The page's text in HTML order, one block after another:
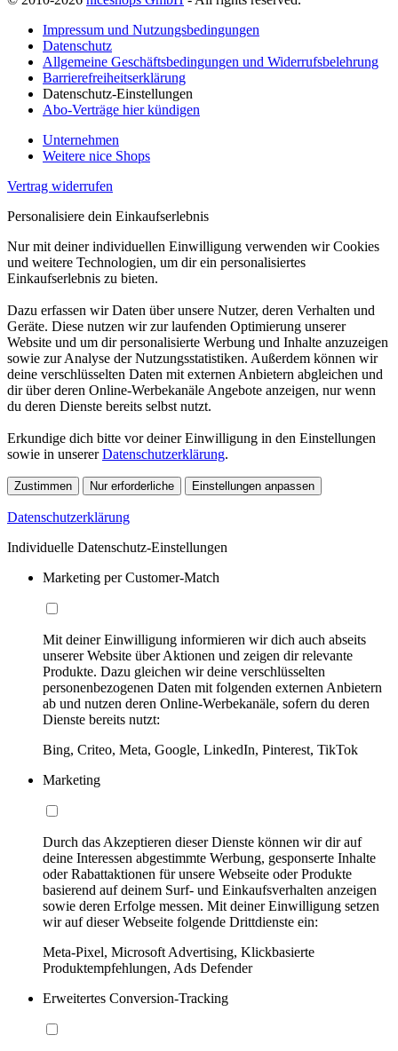
Impressum und Nutzungsbedingungen
Datenschutz
Allgemeine Geschäftsbedingungen und Widerrufsbelehrung
Barrierefreiheitserklärung
Datenschutz-Einstellungen
Abo-Verträge hier kündigen
Unternehmen
Weitere nice Shops
Vertrag widerrufen
Personalisiere dein Einkaufserlebnis
Nur mit deiner individuellen Einwilligung verwenden wir Cookies
und weitere Technologien, um dir ein personalisiertes
Einkaufserlebnis zu bieten.
Dazu erfassen wir Daten über unsere Nutzer, deren Verhalten und
Geräte. Diese nutzen wir zur laufenden Optimierung unserer
Website und um dir personalisierte Werbung und Inhalte anzuzeigen
sowie zur Analyse der Nutzungsstatistiken. Außerdem können wir
deine verschlüsselten Daten mit externen Anbietern abgleichen und
dir über deren Online-Werbekanäle Angebote anzeigen, nur wenn
du deren Dienste bereits selbst nutzt.
Erkundige dich bitte vor deiner Einwilligung in den Einstellungen
sowie in unsererDatenschutzerklärung.
Zustimmen Nur erforderliche Einstellungen anpassen
Datenschutzerklärung
Individuelle Datenschutz-Einstellungen
Marketing per Customer-Match
Mit deiner Einwilligung informieren wir dich auch abseits
unserer Website über Aktionen und zeigen dir relevante
Produkte. Dazu gleichen wir deine verschlüsselten
personenbezogenen Daten mit folgenden externen Anbietern
ab und nutzen deren Online-Werbekanäle, sofern du deren
Dienste bereits nutzt:
Bing, Criteo, Meta, Google, LinkedIn, Pinterest, TikTok
Marketing
Durch das Akzeptieren dieser Dienste können wir dir auf
deine Interessen abgestimmte Werbung, gesponserte Inhalte
oder Rabattaktionen für unsere Webseite oder Produkte
basierend auf deinem Surf- und Einkaufsverhalten anzeigen
sowie deren Erfolge messen. Mit deiner Einwilligung setzen
wir auf dieser Webseite folgende Drittdienste ein:
Meta-Pixel, Microsoft Advertising, Klickbasierte
Produktempfehlungen, Ads Defender
Erweitertes Conversion-Tracking